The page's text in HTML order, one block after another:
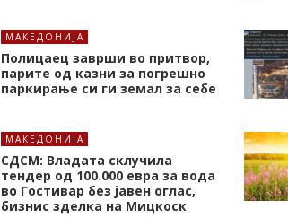
МАКЕДОНИЈА
Полицаец заврши во притвор,
парите од казни за погрешно
паркирање си ги земал за себе
МАКЕДОНИЈА
СДСМ: Владата склучила
тендер од 100.000 евра за вода
во Гостивар без јавен оглас,
бизнис зделка на Мицкоск